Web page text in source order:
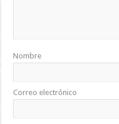
Nombre
Correo electrónico